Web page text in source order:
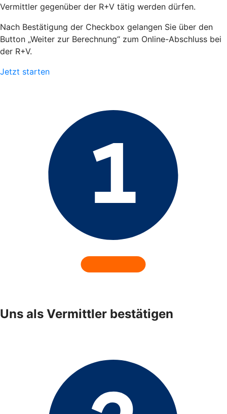
Vermittler gegenüber der R+V tätig werden dürfen.
Nach Bestätigung der Checkbox gelangen Sie über den
Button „Weiter zur Berechnung“ zum Online-Abschluss bei
der R+V.
Jetzt starten
Uns als Vermittler bestätigen